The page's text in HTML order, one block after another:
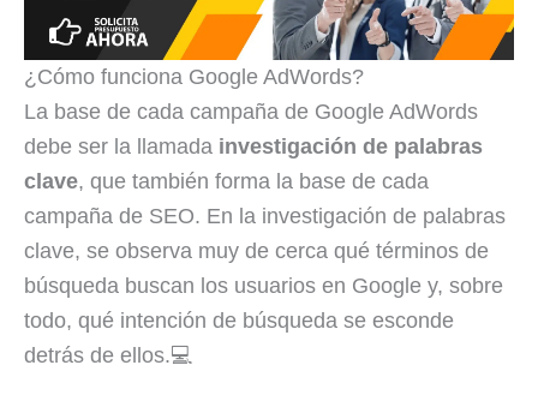
¿Cómo funciona Google AdWords?
La base de cada campaña de Google AdWords
debe ser la llamada investigación de palabras
clave, que también forma la base de cada
campaña de SEO. En la investigación de palabras
clave, se observa muy de cerca qué términos de
búsqueda buscan los usuarios en Google y, sobre
todo, qué intención de búsqueda se esconde
detrás de ellos.💻